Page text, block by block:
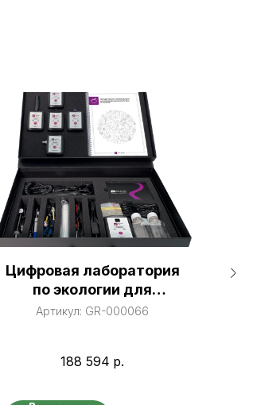
Цифровая лаборатория
по экологии для
реализации сети
мониторинга
Артикул: GR-000066
188 594 р.